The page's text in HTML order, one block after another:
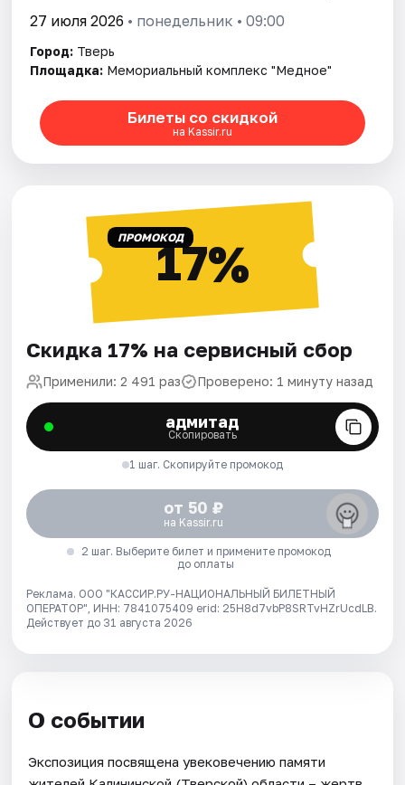
27 июля 2026 • понедельник • 09:00
Город: Тверь
Площадка: Мемориальный комплекс "Медное"
Билеты со скидкой
на Kassir.ru
ПРОМОКОД17%
Скидка 17% на сервисный сбор
Применили: 2 491 раз Проверено: 1 минуту назад
адмитад
Скопировать
1 шаг. Скопируйте промокод
от 50 ₽
на Kassir.ru
2 шаг. Выберите билет и примените промокод
до оплаты
Реклама. ООО "КАССИР.РУ-НАЦИОНАЛЬНЫЙ БИЛЕТНЫЙ
ОПЕРАТОР", ИНН: 7841075409 erid: 25H8d7vbP8SRTvHZrUcdLB.
Действует до 31 августа 2026
О событии
Экспозиция посвящена увековечению памяти